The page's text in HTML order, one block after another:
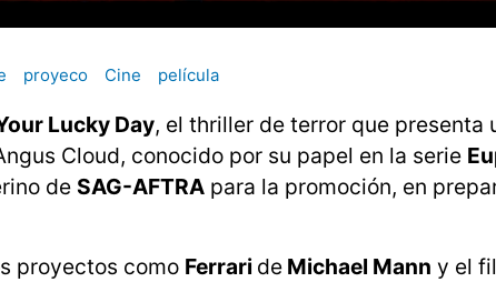
proyeco Cine película
Lucky Day, el thriller de terror que presenta
Cloud, conocido por su papel en la serie
de SAG-AFTRA para la promoción, en
proyectos como Ferrari de Michael Mann y el